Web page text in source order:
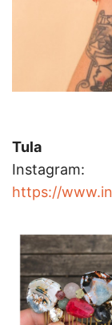
Tula
Instagram:
https://